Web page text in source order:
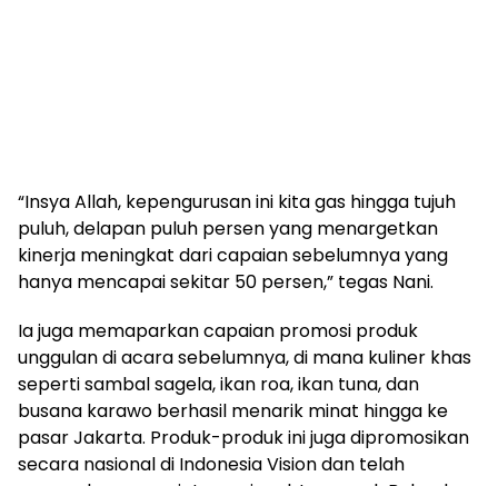
“Insya Allah, kepengurusan ini kita gas hingga tujuh
puluh, delapan puluh persen yang menargetkan
kinerja meningkat dari capaian sebelumnya yang
hanya mencapai sekitar 50 persen,” tegas Nani.
Ia juga memaparkan capaian promosi produk
unggulan di acara sebelumnya, di mana kuliner khas
seperti sambal sagela, ikan roa, ikan tuna, dan
busana karawo berhasil menarik minat hingga ke
pasar Jakarta. Produk-produk ini juga dipromosikan
secara nasional di Indonesia Vision dan telah